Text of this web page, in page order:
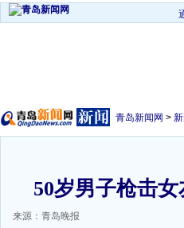
青岛新闻网 >
50岁男子枪击
来源：青岛晚报